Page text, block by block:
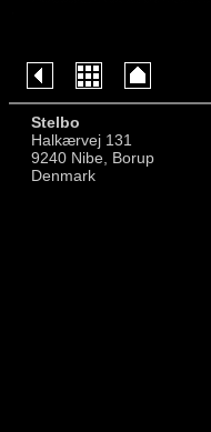
Stelbo
Halkærvej 131
9240 Nibe, Borup
Denmark